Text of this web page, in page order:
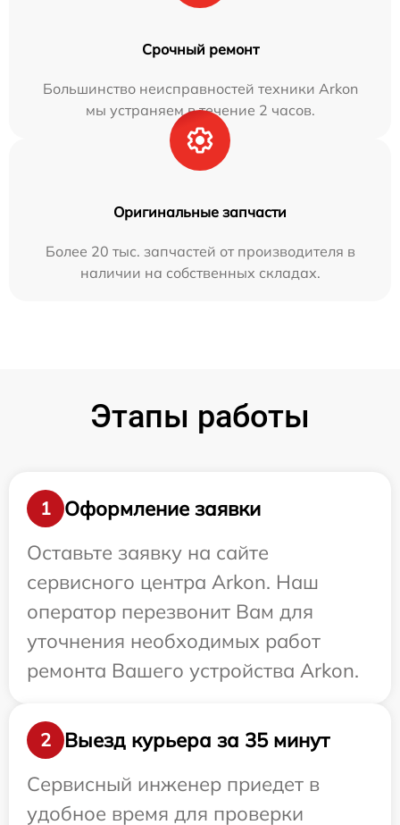
Срочный ремонт
Большинство неисправностей техники Arkon
мы устраняем в течение 2 часов.
Оригинальные запчасти
Более 20 тыс. запчастей от производителя в
наличии на собственных складах.
Этапы работы
1
Оформление заявки
Оставьте заявку на сайте
сервисного центра Arkon. Наш
оператор перезвонит Вам для
уточнения необходимых работ
ремонта Вашего устройства Arkon.
2
Выезд курьера за 35 минут
Сервисный инженер приедет в
удобное время для проверки